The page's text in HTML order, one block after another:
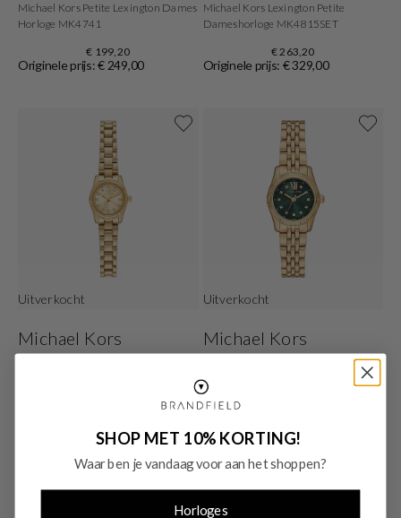
Michael Kors Petite Lexington Dames
Horloge MK4741
€ 199,20
Originele prijs: € 249,00
Michael Kors Lexington Petite
Dameshorloge MK4815SET
€ 263,20
Originele prijs: € 329,00
Uitverkocht
Michael Kors
Uitverkocht
Michael Kors
Women's Watch MK4842
SHOP MET 10% KORTING!
Waar ben je vandaag voor aan het shoppen?
Horloges